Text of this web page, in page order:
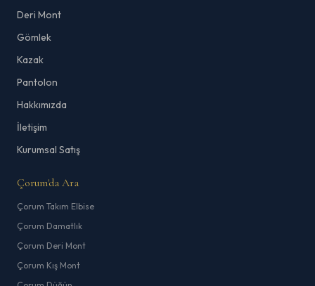
Deri Mont
Gömlek
Kazak
Pantolon
Hakkımızda
İletişim
Kurumsal Satış
Çorum'da Ara
Çorum Takım Elbise
Çorum Damatlık
Çorum Deri Mont
Çorum Kış Mont